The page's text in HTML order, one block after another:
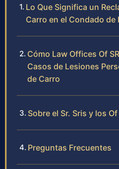
Lo Que Significa un
Carro en el Condado de
Cómo Law Offices Of
Casos de Lesiones
de Carro
Sobre el Sr. Sris y los
Preguntas Frecuentes